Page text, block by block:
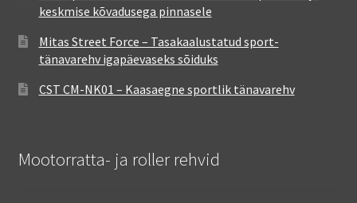
keskmise kõvadusega pinnasele
Mitas Street Force – Tasakaalustatud sport-
tänavarehv igapäevaseks sõiduks
CST CM-NK01 – Kaasaegne sportlik tänavarehv
Mootorratta- ja roller rehvid